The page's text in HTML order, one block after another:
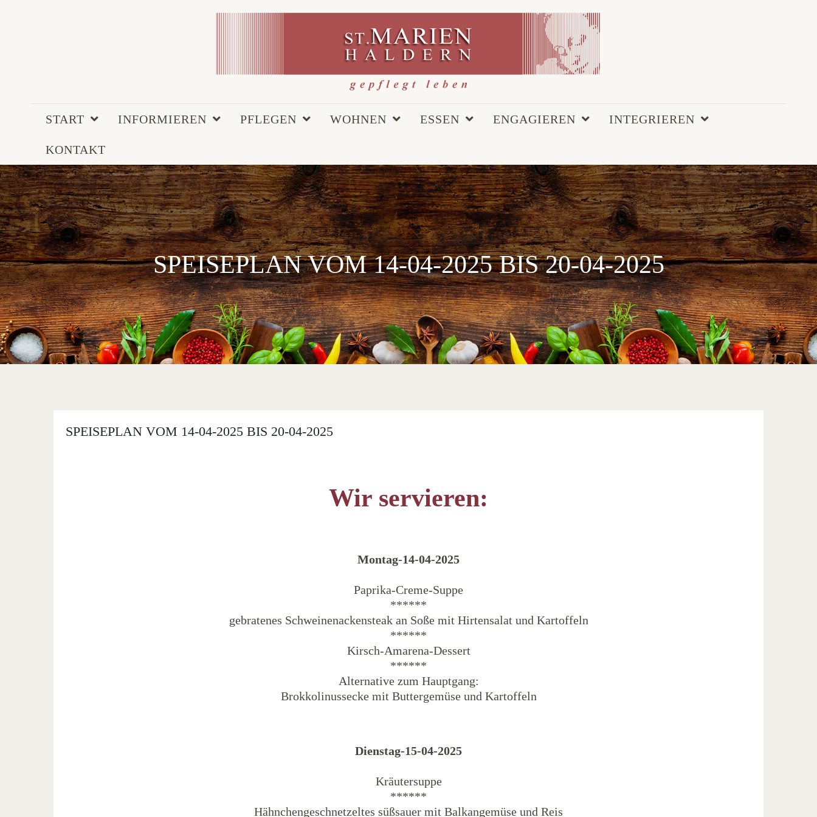
START INFORMIEREN PFLEGEN WOHNEN ESSEN ENGAGIEREN INTEGRIEREN
KONTAKT
SPEISEPLAN VOM 14-04-2025 BIS 20-04-2025
SPEISEPLAN VOM 14-04-2025 BIS 20-04-2025
Wir servieren:
Montag-14-04-2025
Paprika-Creme-Suppe
******
gebratenes Schweinenackensteak an Soße mit Hirtensalat und Kartoffeln
******
Kirsch-Amarena-Dessert
******
Alternative zum Hauptgang:
Brokkolinussecke mit Buttergemüse und Kartoffeln
Dienstag-15-04-2025
Kräutersuppe
******
Hähnchengeschnetzeltes süßsauer mit Balkangemüse und Reis